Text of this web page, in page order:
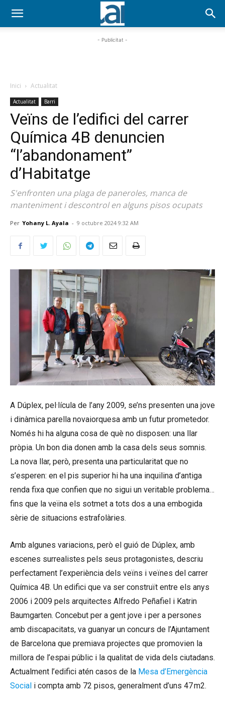
- Publicitat -
Inici Actualitat
Actualitat Barri
Veïns de l’edifici del carrer
Química 4B denuncien
“l’abandonament”
d’Habitatge
S'enfronten una plaga de paneroles, manca de
manteniment i descontrol en alguns pisos ocupats
Per Yohany L. Ayala - 9 octubre 2024 9:32 AM
A Dúplex, pel·lícula de l’any 2009, se’ns presenten una jove
i dinàmica parella novaiorquesa amb un futur prometedor.
Només hi ha alguna cosa de què no disposen: una llar
pròpia. Un bon dia donen amb la casa dels seus somnis.
La nova llar, però, presenta una particularitat que no
s’esperen: en el pis superior hi ha una inquilina d’antiga
renda fixa que confien que no sigui un veritable problema…
fins que la veïna els sotmet a tots dos a una embogida
sèrie de situacions estrafolàries.
Amb algunes variacions, però el guió de Dúplex, amb
escenes surrealistes pels seus protagonistes, descriu
perfectament l’experiència dels veïns i veïnes del carrer
Química 4B. Un edifici que va ser construït entre els anys
2006 i 2009 pels arquitectes Alfredo Peñafiel i Katrin
Baumgarten. Concebut per a gent jove i per a persones
amb discapacitats, va guanyar un concurs de l’Ajuntament
de Barcelona que premiava projectes que promovien la
millora de l’espai públic i la qualitat de vida dels ciutadans.
Actualment l’edifici atén casos de la Mesa d’Emergència
Social i compta amb 72 pisos, generalment d’uns 47 m2.